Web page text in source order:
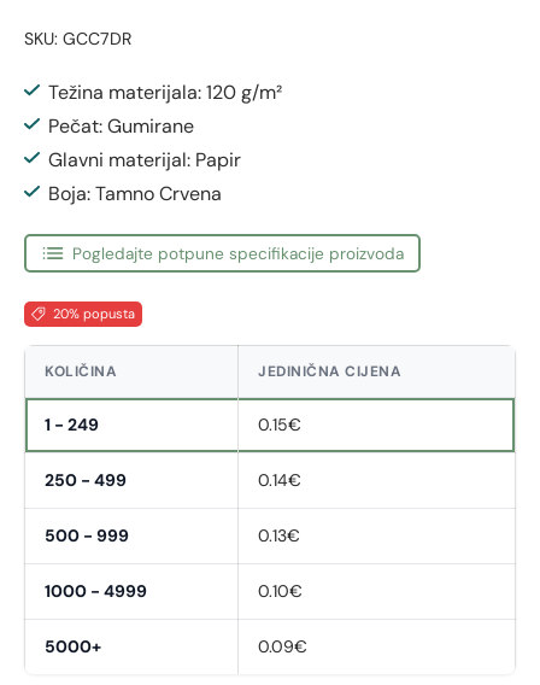
SKU: GCC7DR
Težina materijala: 120 g/m²
Pečat: Gumirane
Glavni materijal: Papir
Boja: Tamno Crvena
Pogledajte potpune specifikacije proizvoda
20% popusta
KOLIČINA JEDINIČNA CIJENA
1 - 249 0.15€
250 - 499 0.14€
500 - 999 0.13€
1000 - 4999 0.10€
5000+ 0.09€